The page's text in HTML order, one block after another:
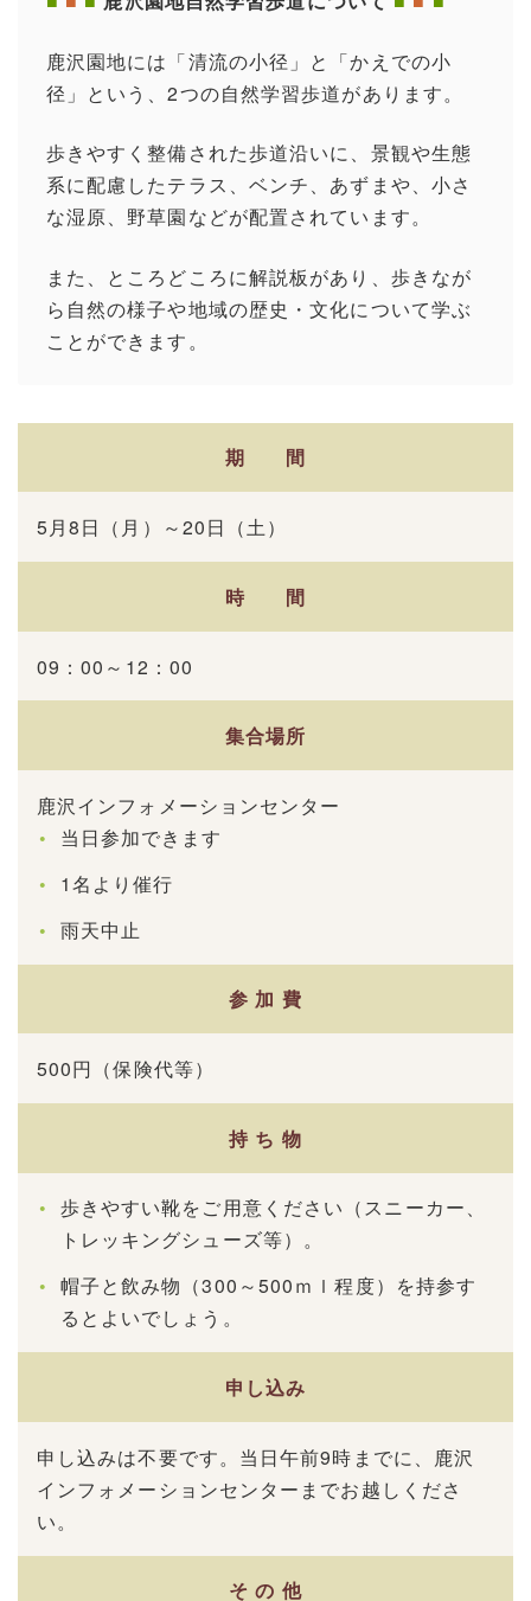
鹿沢園地には「清流の小径」と「かえでの小
径」という、2つの自然学習歩道があります。
歩きやすく整備された歩道沿いに、景観や生態
系に配慮したテラス、ベンチ、あずまや、小さ
な湿原、野草園などが配置されています。
また、ところどころに解説板があり、歩きなが
ら自然の様子や地域の歴史・文化について学ぶ
ことができます。
期 間
5月8日（月）～20日（土）
時 間
09：00～12：00
集合場所
鹿沢インフォメーションセンター
当日参加できます
1名より催行
雨天中止
参 加 費
500円（保険代等）
持 ち 物
歩きやすい靴をご用意ください（スニーカー、
トレッキングシューズ等）。
帽子と飲み物（300～500ｍｌ程度）を持参す
るとよいでしょう。
申し込み
申し込みは不要です。当日午前9時までに、鹿沢
インフォメーションセンターまでお越しくださ
い。
そ の 他